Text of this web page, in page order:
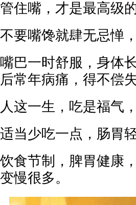
管住嘴，才是最高级的
不要嘴馋就肆无忌惮
嘴巴一时舒服，身体
后常年病痛，得不偿失
人这一生，吃是福气
适当少吃一点，肠胃
饮食节制，脾胃健康
变慢很多。